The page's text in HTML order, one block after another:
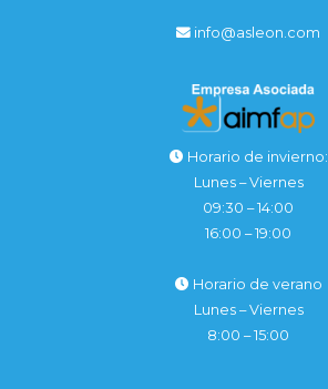
info@asleon.com
Horario de invierno:
Lunes – Viernes
09:30 – 14:00
16:00 – 19:00
Horario de verano
Lunes – Viernes
8:00 – 15:00